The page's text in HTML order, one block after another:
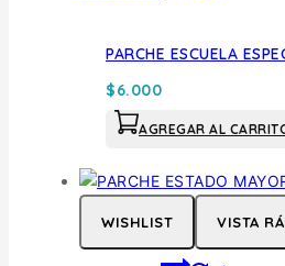
PARCHE ESCUELA
$6.000
AGREGAR AL
WISHLIST VISTA